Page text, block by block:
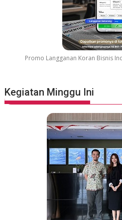
Promo Langganan Koran Bisnis
Kegiatan Minggu Ini